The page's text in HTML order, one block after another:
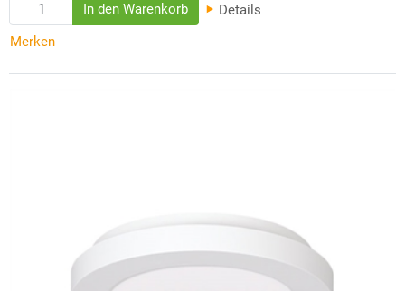
Details
Merken